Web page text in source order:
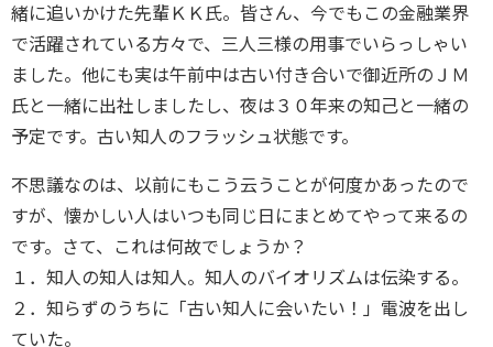
緒に追いかけた先輩ＫＫ氏。皆さん、今でもこの金融業界
で活躍されている方々で、三人三様の用事でいらっしゃい
ました。他にも実は午前中は古い付き合いで御近所のＪＭ
氏と一緒に出社しましたし、夜は３０年来の知己と一緒の
予定です。古い知人のフラッシュ状態です。
不思議なのは、以前にもこう云うことが何度かあったので
すが、懐かしい人はいつも同じ日にまとめてやって来るの
です。さて、これは何故でしょうか？
１．知人の知人は知人。知人のバイオリズムは伝染する。
２．知らずのうちに「古い知人に会いたい！」電波を出し
ていた。